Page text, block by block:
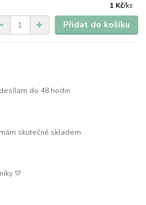
1 Kč/ks
Přidat do košíku
do 48 hodin
skutečně skladem
💛